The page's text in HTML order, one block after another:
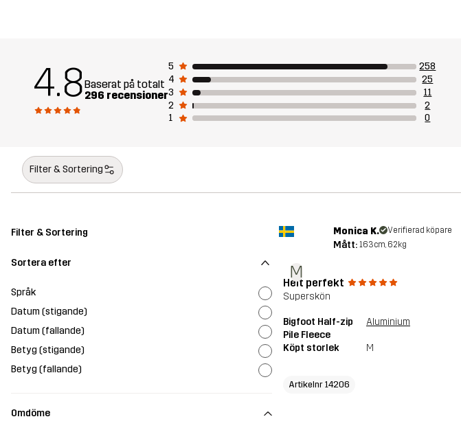
4.8Baserat på totalt
296 recensioner
5
258
4
25
3
11
2
2
1
0
Filter & Sortering
Filter & Sortering
Sortera efter
Språk
Datum (stigande)
Datum (fallande)
Betyg (stigande)
Betyg (fallande)
Omdöme
M
Monica K. Verifierad köpare
Mått: 163cm, 62kg
Helt perfekt
Superskön
Bigfoot Half-zip
Pile Fleece
Aluminium
Köpt storlek M
Artikelnr 14206